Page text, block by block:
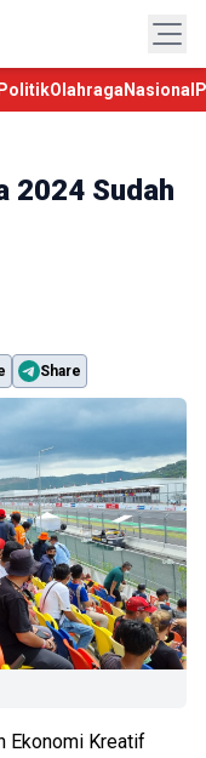
PolitikOlahraga Nasional
2024 Sudah
Share
Ekonomi Kreatif